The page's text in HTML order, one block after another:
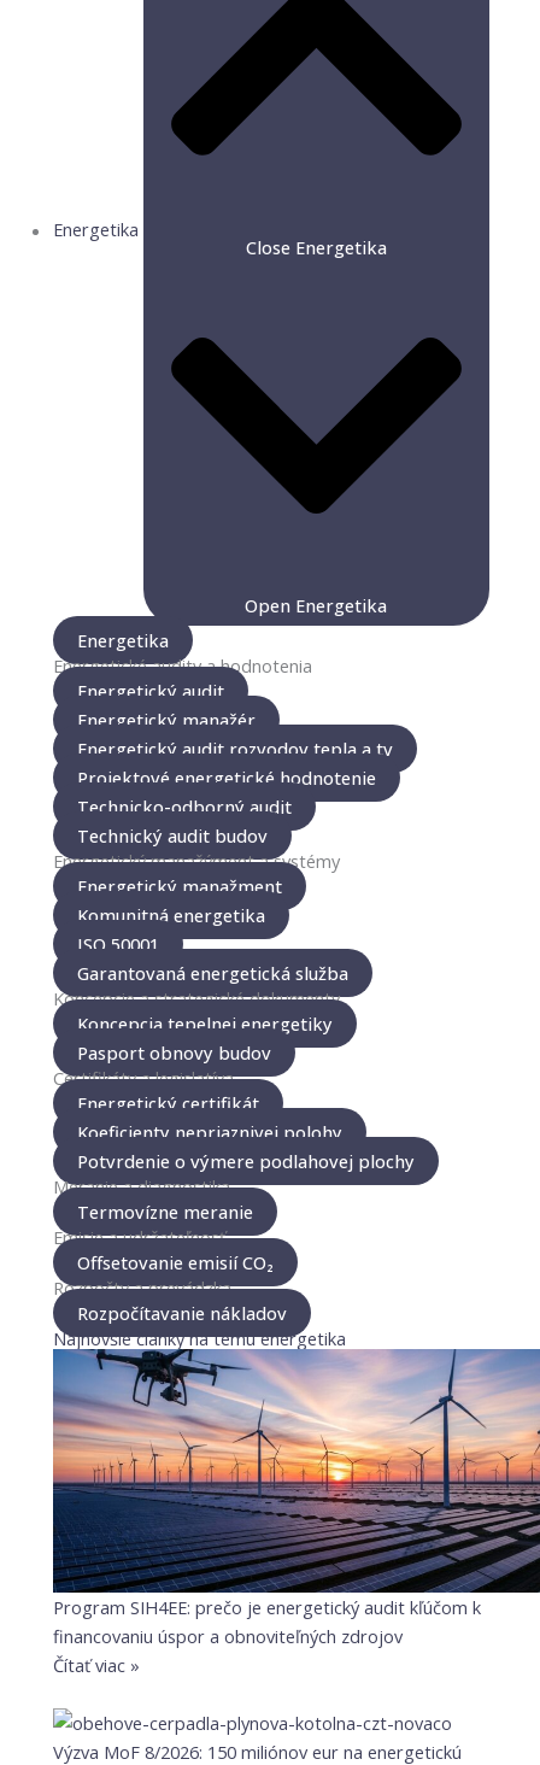
Energetika
Close Energetika
Open Energetika
Energetika
Energetické audity a hodnotenia
Energetický audit
Energetický manažér
Energetický audit rozvodov tepla a tv
Projektové energetické hodnotenie
Technicko-odborný audit
Technický audit budov
Energetický manažýment a systémy
Energetický manažment
Komunitná energetika
ISO 50001
Garantovaná energetická služba
Koncepcie a strategické dokumenty
Koncepcia tepelnej energetiky
Pasport obnovy budov
Certifikáty a legislatíva
Energetický certifikát
Koeficienty nepriaznivej polohy
Potvrdenie o výmere podlahovej plochy
Meranie a diagnostika
Termovízne meranie
Emisie a udržateľnosť
Offsetovanie emisií CO₂
Rozpočty a prevádzka
Rozpočítavanie nákladov
Najnovšie články na tému energetika
Program SIH4EE: prečo je energetický audit kľúčom k
financovaniu úspor a obnoviteľných zdrojov
Čítať viac »
Výzva MoF 8/2026: 150 miliónov eur na energetickú